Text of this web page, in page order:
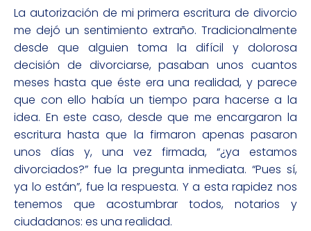
La autorización de mi primera escritura de divorcio
me dejó un sentimiento extraño. Tradicionalmente
desde que alguien toma la difícil y dolorosa
decisión de divorciarse, pasaban unos cuantos
meses hasta que éste era una realidad, y parece
que con ello había un tiempo para hacerse a la
idea. En este caso, desde que me encargaron la
escritura hasta que la firmaron apenas pasaron
unos días y, una vez firmada, “¿ya estamos
divorciados?” fue la pregunta inmediata. “Pues sí,
ya lo están”, fue la respuesta. Y a esta rapidez nos
tenemos que acostumbrar todos, notarios y
ciudadanos: es una realidad.